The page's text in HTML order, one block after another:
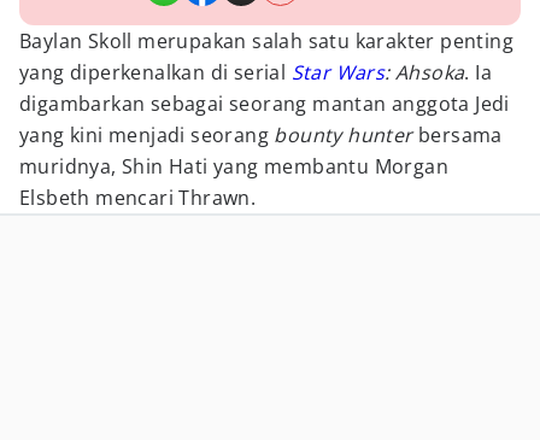
Baylan Skoll merupakan salah satu karakter penting
yang diperkenalkan di serial Star Wars: Ahsoka. Ia
digambarkan sebagai seorang mantan anggota Jedi
yang kini menjadi seorang bounty hunterbersama
muridnya, Shin Hati yang membantu Morgan
Elsbeth mencari Thrawn.